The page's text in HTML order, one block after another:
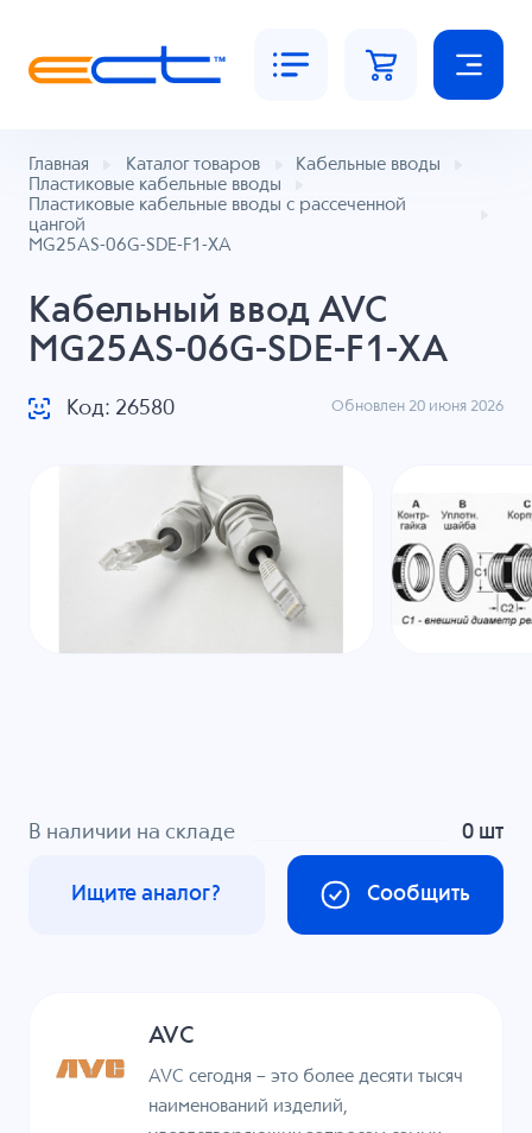
Главная Каталог товаров
Кабельные вводы
Пластиковые кабельные вводы
Пластиковые кабельные вводы с рассеченной
цангой
MG25AS-06G-SDE-F1-XA
Кабельный ввод AVC
MG25AS-06G-SDE-F1-XA
Код: 26580 Обновлен 20 июня 2026
В наличии на складе 0 шт
Сообщить
Ищите аналог?
AVC
AVC сегодня – это более десяти тысяч
наименований изделий,